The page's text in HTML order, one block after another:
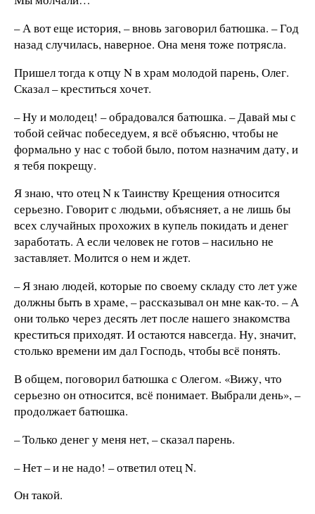
– А вот еще история, – вновь заговорил батюшка. – Год
назад случилась, наверное. Она меня тоже потрясла.
Пришел тогда к отцу N в храм молодой парень, Олег.
Сказал – креститься хочет.
– Ну и молодец! – обрадовался батюшка. – Давай мы с
тобой сейчас побеседуем, я всё объясню, чтобы не
формально у нас с тобой было, потом назначим дату, и
я тебя покрещу.
Я знаю, что отец N к Таинству Крещения относится
серьезно. Говорит с людьми, объясняет, а не лишь бы
всех случайных прохожих в купель покидать и денег
заработать. А если человек не готов – насильно не
заставляет. Молится о нем и ждет.
– Я знаю людей, которые по своему складу сто лет уже
должны быть в храме, – рассказывал он мне как-то. – А
они только через десять лет после нашего знакомства
креститься приходят. И остаются навсегда. Ну, значит,
столько времени им дал Господь, чтобы всё понять.
В общем, поговорил батюшка с Олегом. «Вижу, что
серьезно он относится, всё понимает. Выбрали день», –
продолжает батюшка.
– Только денег у меня нет, – сказал парень.
– Нет – и не надо! – ответил отец N.
Он такой.